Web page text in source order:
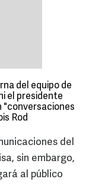
del equipo de
el presidente
"conversaciones
Rod
del
sin embargo,
al público